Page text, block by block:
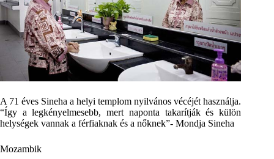
A 71 éves Sineha a helyi templom nyilvános vécéjét használja.
“Így a legkényelmesebb, mert naponta takarítják és külön
helységek vannak a férfiaknak és a nőknek”- Mondja Sineha
Mozambik